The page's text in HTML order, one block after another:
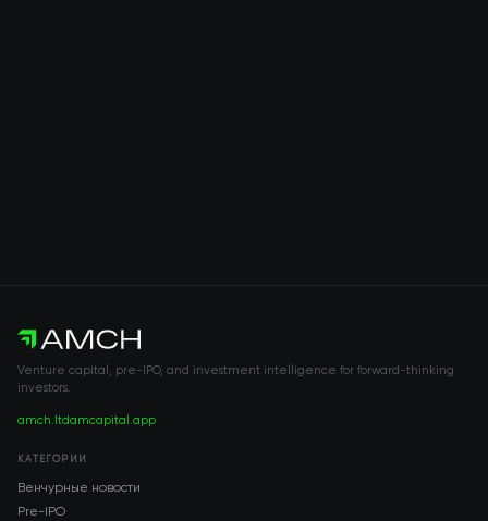
Venture capital, pre-IPO, and investment intelligence for forward-thinking
investors.
amch.ltdamcapital.app
КАТЕГОРИИ
Венчурные новости
Pre-IPO